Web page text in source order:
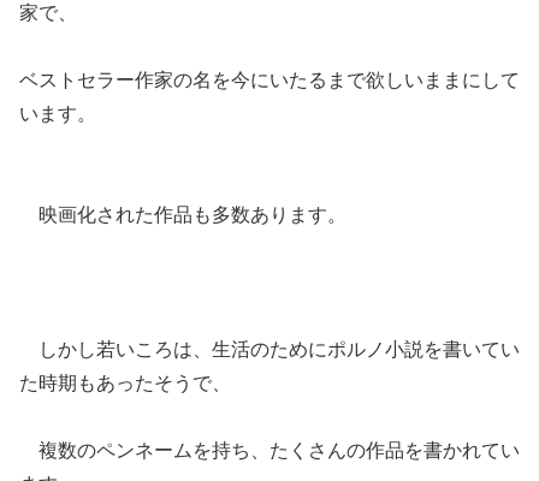
家で、
ベストセラー作家の名を今にいたるまで欲しいままにして
います。
映画化された作品も多数あります。
しかし若いころは、生活のためにポルノ小説を書いてい
た時期もあったそうで、
複数のペンネームを持ち、たくさんの作品を書かれてい